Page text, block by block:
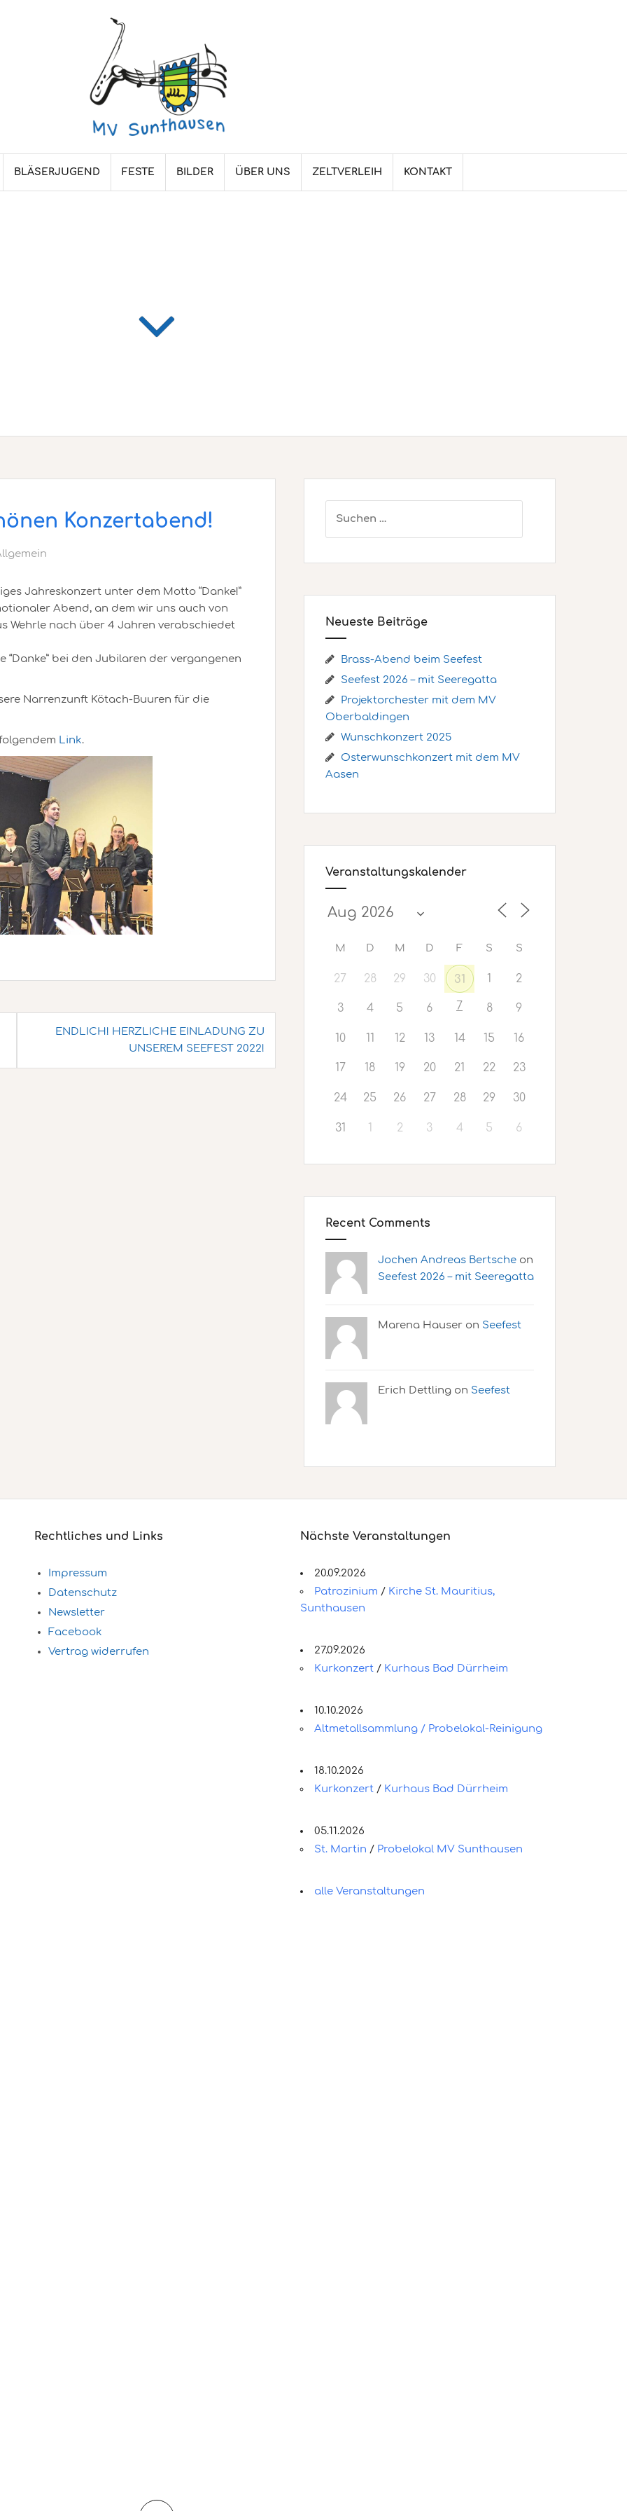
BLÄSERJUGEND FESTE BILDER ÜBER UNS ZELTVERLEIH KONTAKT
Konzertabend!
Jahreskonzert unter dem Motto “Danke!”
Abend, an dem wir uns auch von
Wehrle nach über 4 Jahren verabschiedet
“Danke” bei den Jubilaren der vergangenen
Narrenzunft Kötach-Buuren für die
Link.
ENDLICH! HERZLICHE EINLADUNG ZU
UNSEREM SEEFEST 2022!
nach:
Neueste Beiträge
Brass-Abend beim Seefest
Seefest 2026 – mit Seeregatta
Projektorchester mit dem MV
Oberbaldingen
Wunschkonzert 2025
Osterwunschkonzert mit dem MV
Aasen
Veranstaltungskalender
M D M D F S S
27 28 29 30 31 1 2
3 4 5 6 7 8 9
10 11 12 13 14 15 16
17 18 19 20 21 22 23
24 25 26 27 28 29 30
31 1 2 3 4 5 6
Recent Comments
Jochen Andreas Bertsche on
Seefest 2026 – mit Seeregatta
Marena Hauser on Seefest
Erich Dettling on Seefest
Rechtliches und Links
Impressum
Datenschutz
Newsletter
Facebook
Vertrag widerrufen
Nächste Veranstaltungen
20.09.2026
Patrozinium / Kirche St. Mauritius,
Sunthausen
27.09.2026
Kurkonzert / Kurhaus Bad Dürrheim
10.10.2026
Altmetallsammlung / Probelokal-Reinigung
18.10.2026
Kurkonzert / Kurhaus Bad Dürrheim
05.11.2026
St. Martin / Probelokal MV Sunthausen
alle Veranstaltungen